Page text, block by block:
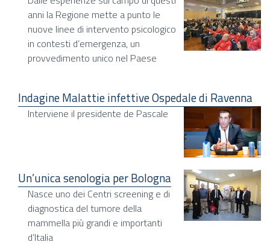
anni la Regione mette a punto le
nuove linee di intervento psicologico
in contesti d’emergenza, un
provvedimento unico nel Paese
Indagine Malattie infettive Ospedale di Ravenna
Interviene il presidente de Pascale
Un’unica senologia per Bologna
Nasce uno dei Centri screening e di
diagnostica del tumore della
mammella più grandi e importanti
d’Italia